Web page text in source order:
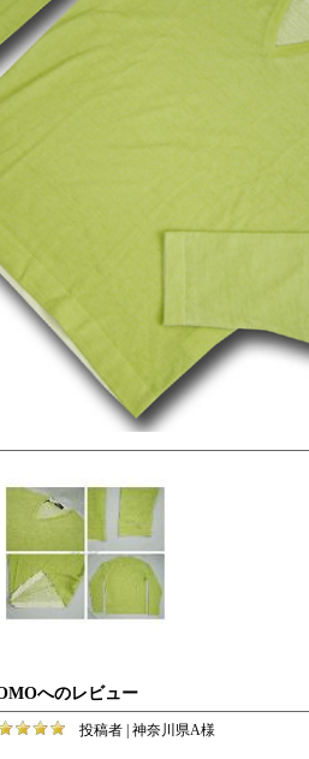
へのレビュー
投稿者 | 神奈川県A様